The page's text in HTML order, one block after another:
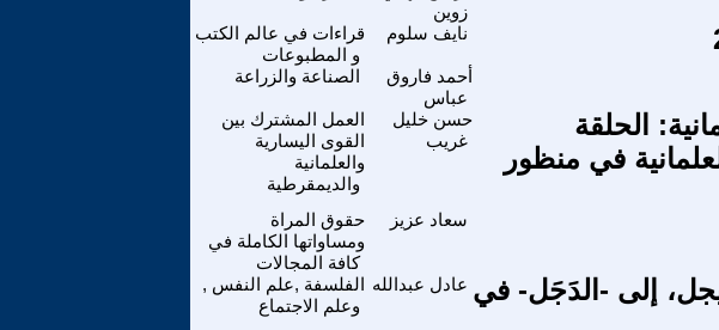
زوين
قراءات في عالم الكتب
و المطبوعات
نايف سلوم
الصناعة والزراعة
أحمد فاروق
عباس
العمل المشترك بين
القوى اليسارية
والعلمانية
والديمقرطية
حسن خليل
غريب
الحلقة
والعلمانية في منظور
حقوق المراة
ومساواتها الكاملة في
كافة المجالات
سعاد عزيز
الفلسفة ,علم النفس ,
وعلم الاجتماع
عادل عبدالله إلى -الدَجَل- في